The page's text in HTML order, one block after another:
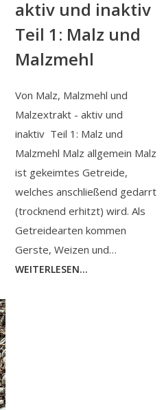
aktiv und inaktiv
Teil 1: Malz und
Malzmehl
Von Malz, Malzmehl und
Malzextrakt - aktiv und
inaktiv Teil 1: Malz und
Malzmehl Malz allgemein Malz
ist gekeimtes Getreide,
welches anschließend gedarrt
(trocknend erhitzt) wird. Als
Getreidearten kommen
Gerste, Weizen und…
WEITERLESEN...